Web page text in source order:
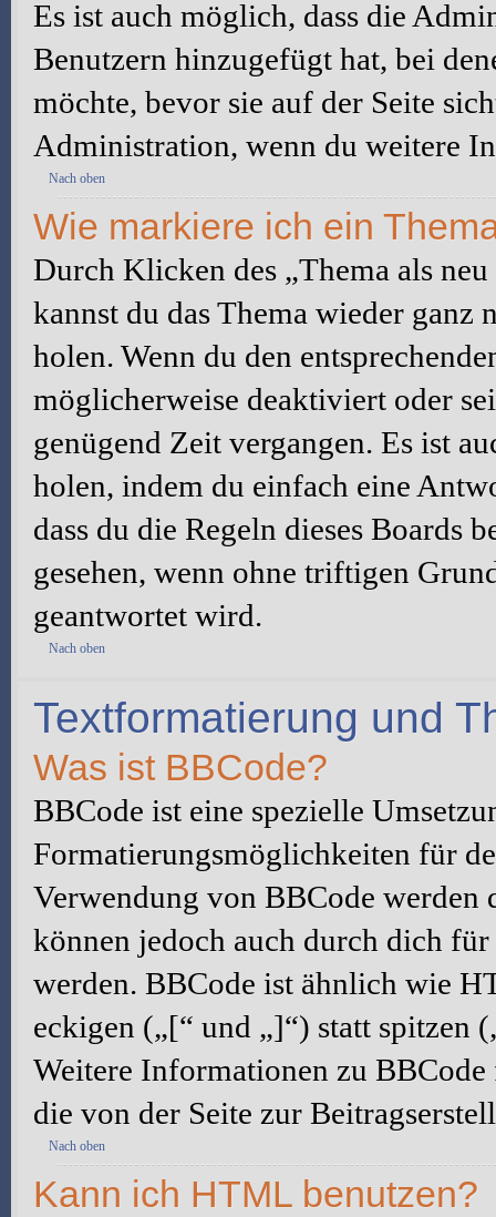
Es ist auch möglich, dass die
Benutzern hinzugefügt hat, bei
möchte, bevor sie auf der Seite
Administration, wenn du weitere
Nach oben
Wie markiere ich ein
Durch Klicken des „Thema als
kannst du das Thema wieder ganz
holen. Wenn du den
möglicherweise deaktiviert oder
genügend Zeit vergangen. Es ist
holen, indem du einfach eine
dass du die Regeln dieses Boards
gesehen, wenn ohne triftigen
geantwortet wird.
Nach oben
Textformatierung und
Was ist BBCode?
BBCode ist eine spezielle
Formatierungsmöglichkeiten für
Verwendung von BBCode
können jedoch auch durch dich
werden. BBCode ist ähnlich wie
eckigen („[“ und „]“) statt spitzen
Weitere Informationen zu
die von der Seite zur
Nach oben
Kann ich HTML benutzen?